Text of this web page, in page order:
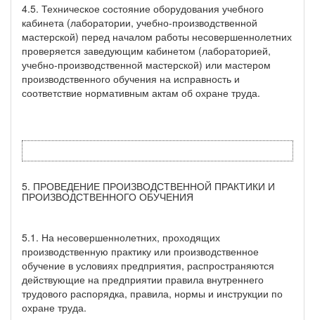
4.5. Техническое состояние оборудования учебного
кабинета (лаборатории, учебно-производственной
мастерской) перед началом работы несовершеннолетних
проверяется заведующим кабинетом (лабораторией,
учебно-производственной мастерской) или мастером
производственного обучения на исправность и
соответствие нормативным актам об охране труда.
5. ПРОВЕДЕНИЕ ПРОИЗВОДСТВЕННОЙ ПРАКТИКИ И
ПРОИЗВОДСТВЕННОГО ОБУЧЕНИЯ
5.1. На несовершеннолетних, проходящих
производственную практику или производственное
обучение в условиях предприятия, распространяются
действующие на предприятии правила внутреннего
трудового распорядка, правила, нормы и инструкции по
охране труда.